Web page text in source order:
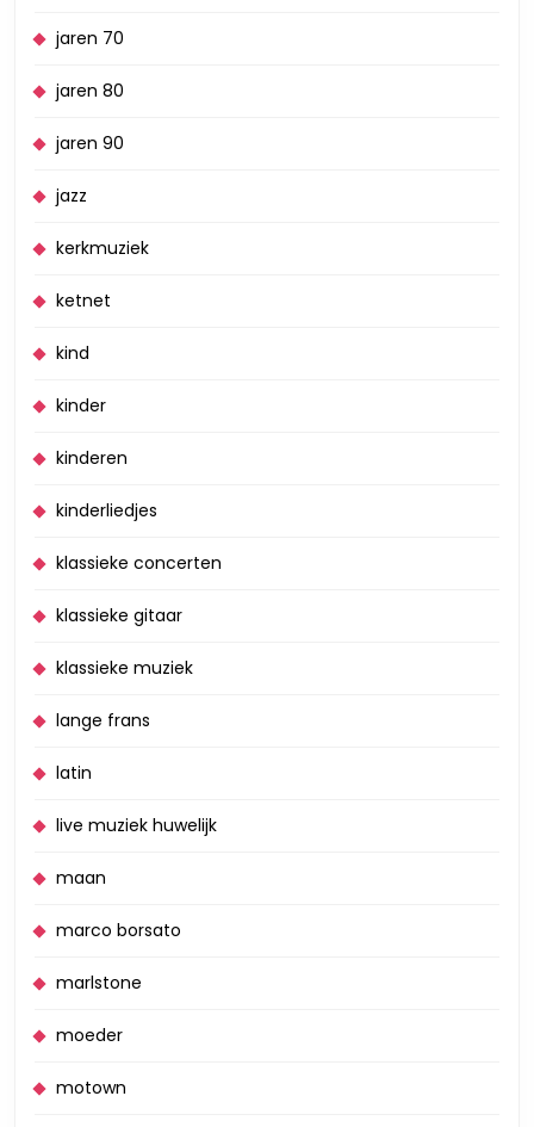
jaren 70
jaren 80
jaren 90
jazz
kerkmuziek
ketnet
kind
kinder
kinderen
kinderliedjes
klassieke concerten
klassieke gitaar
klassieke muziek
lange frans
latin
live muziek huwelijk
maan
marco borsato
marlstone
moeder
motown